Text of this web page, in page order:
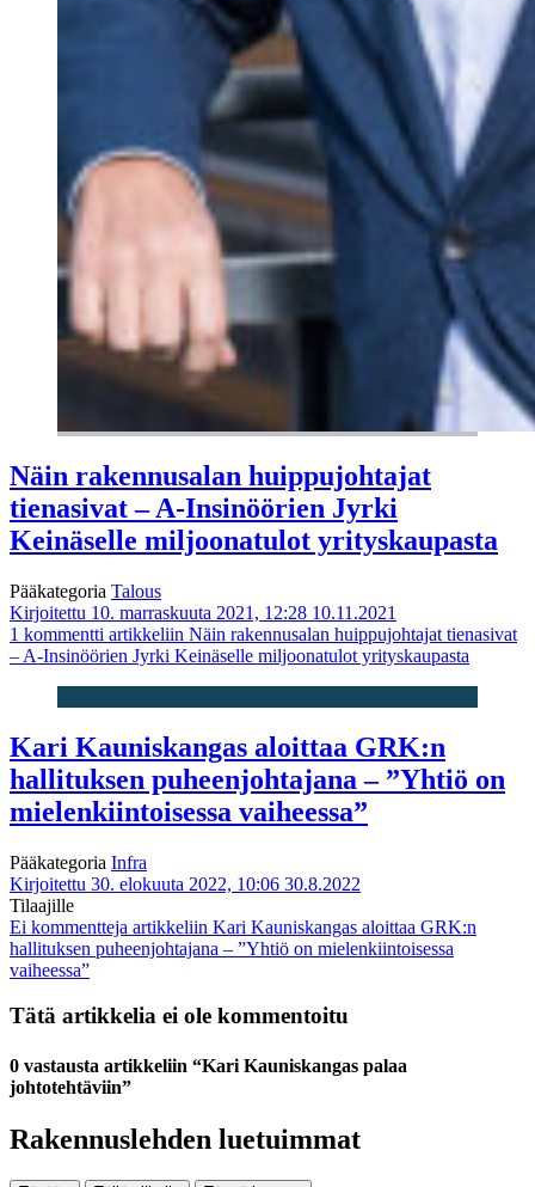
Näin rakennusalan huippujohtajat
tienasivat – A-Insinöörien Jyrki
Keinäselle miljoonatulot yrityskaupasta
Pääkategoria Talous
Kirjoitettu 10. marraskuuta 2021, 12:28 10.11.2021
1 kommentti artikkeliin Näin rakennusalan huippujohtajat tienasivat
– A-Insinöörien Jyrki Keinäselle miljoonatulot yrityskaupasta
Kari Kauniskangas aloittaa GRK:n
hallituksen puheenjohtajana – ”Yhtiö on
mielenkiintoisessa vaiheessa”
Pääkategoria Infra
Kirjoitettu 30. elokuuta 2022, 10:06 30.8.2022
Tilaajille
Ei kommentteja artikkeliin Kari Kauniskangas aloittaa GRK:n
hallituksen puheenjohtajana – ”Yhtiö on mielenkiintoisessa
vaiheessa”
Tätä artikkelia ei ole kommentoitu
0 vastausta artikkeliin “Kari Kauniskangas palaa
johtotehtäviin”
Rakennuslehden luetuimmat